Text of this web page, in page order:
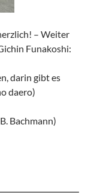
– Weiter
Funakoshi:
darin gibt es
daero)
Bachmann)